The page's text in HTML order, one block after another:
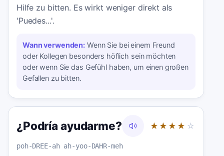
Hilfe zu bitten. Es wirkt weniger direkt als
'Puedes...'.
Wann verwenden: Wenn Sie bei einem Freund
oder Kollegen besonders höflich sein möchten
oder wenn Sie das Gefühl haben, um einen großen
Gefallen zu bitten.
¿Podría ayudarme? ★★★★ ☆
poh-DREE-ah ah-yoo-DAHR-meh